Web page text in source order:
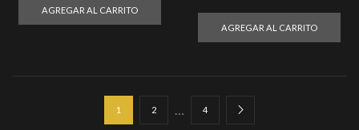
AGREGAR AL CARRITO
AGREGAR AL CARRITO
1 2 4